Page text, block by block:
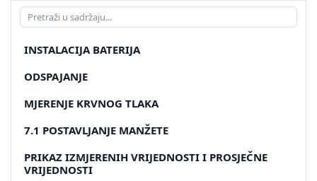
INSTALACIJA BATERIJA
ODSPAJANJE
MJERENJE KRVNOG TLAKA
7.1 POSTAVLJANJE MANŽETE
PRIKAZ IZMJERENIH VRIJEDNOSTI I PROSJEČNE
VRIJEDNOSTI